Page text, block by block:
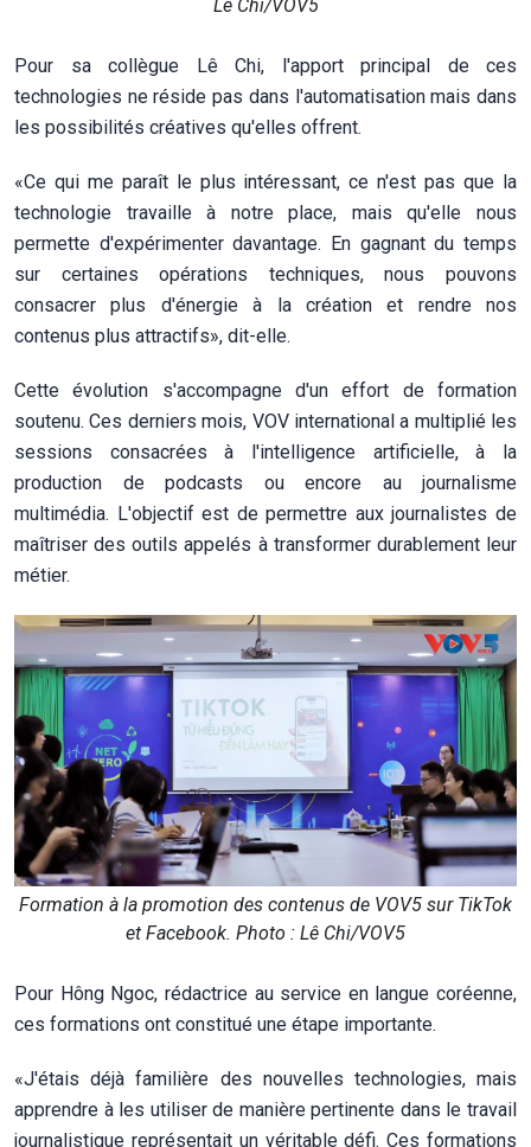
Lê Chi/VOV5
Pour sa collègue Lê Chi, l'apport principal de ces
technologies ne réside pas dans l'automatisation mais dans
les possibilités créatives qu'elles offrent.
«Ce qui me paraît le plus intéressant, ce n'est pas que la
technologie travaille à notre place, mais qu'elle nous
permette d'expérimenter davantage. En gagnant du temps
sur certaines opérations techniques, nous pouvons
consacrer plus d'énergie à la création et rendre nos
contenus plus attractifs», dit-elle.
Cette évolution s'accompagne d'un effort de formation
soutenu. Ces derniers mois, VOV international a multiplié les
sessions consacrées à l'intelligence artificielle, à la
production de podcasts ou encore au journalisme
multimédia. L'objectif est de permettre aux journalistes de
maîtriser des outils appelés à transformer durablement leur
métier.
Formation à la promotion des contenus de VOV5 sur TikTok
et Facebook. Photo : Lê Chi/VOV5
Pour Hông Ngoc, rédactrice au service en langue coréenne,
ces formations ont constitué une étape importante.
«J'étais déjà familière des nouvelles technologies, mais
apprendre à les utiliser de manière pertinente dans le travail
journalistique représentait un véritable défi. Ces formations